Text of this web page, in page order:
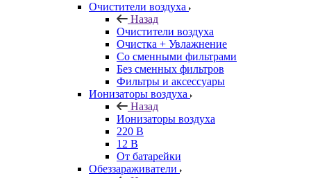
Очистители воздуха
Назад
Очистители воздуха
Очистка + Увлажнение
Cо сменными фильтрами
Без сменных фильтров
Фильтры и аксессуары
Ионизаторы воздуха
Назад
Ионизаторы воздуха
220 В
12 В
От батарейки
Обеззараживатели